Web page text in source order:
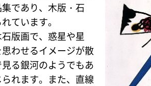
であり、木版・石
ています。
版画で、惑星や星
わせるイメージが散
る銀河のようでもあ
れます。また、直線